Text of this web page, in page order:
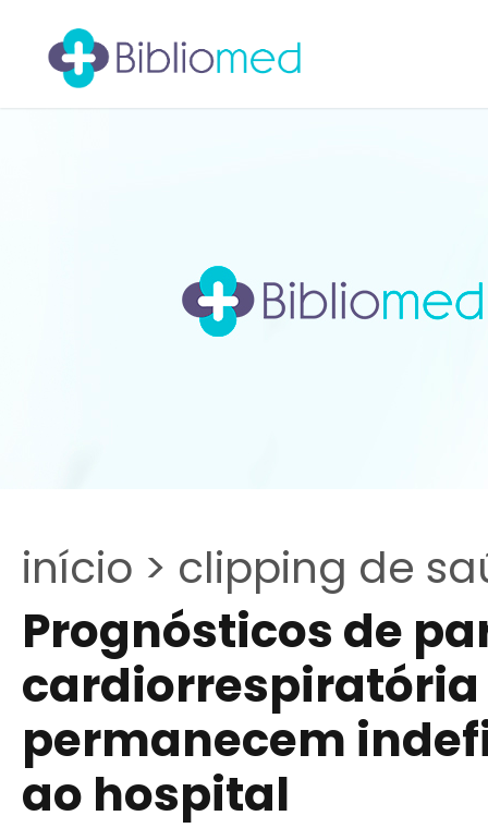
início > clipping de
Prognósticos de
permanecem
ao hospital